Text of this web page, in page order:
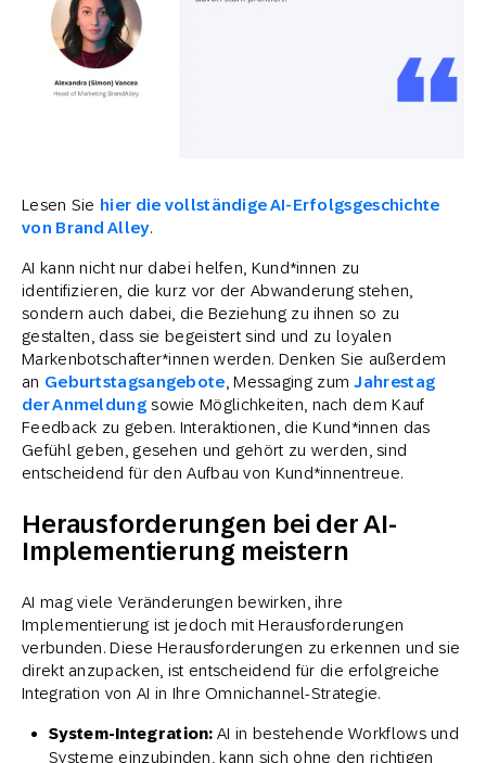
Lesen Sie hier die vollständige AI-Erfolgsgeschichte
von Brand Alley.
AI kann nicht nur dabei helfen, Kund*innen zu
identifizieren, die kurz vor der Abwanderung stehen,
sondern auch dabei, die Beziehung zu ihnen so zu
gestalten, dass sie begeistert sind und zu loyalen
Markenbotschafter*innen werden. Denken Sie außerdem
an Geburtstagsangebote , Messaging zumJahrestag
der Anmeldungsowie Möglichkeiten, nach dem Kauf
Feedback zu geben. Interaktionen, die Kund*innen das
Gefühl geben, gesehen und gehört zu werden, sind
entscheidend für den Aufbau von Kund*innentreue.
Herausforderungen bei der AI-
Implementierung meistern
AI mag viele Veränderungen bewirken, ihre
Implementierung ist jedoch mit Herausforderungen
verbunden. Diese Herausforderungen zu erkennen und sie
direkt anzupacken, ist entscheidend für die erfolgreiche
Integration von AI in Ihre Omnichannel-Strategie.
System-Integration: AI in bestehende Workflows und
Systeme einzubinden, kann sich ohne den richtigen